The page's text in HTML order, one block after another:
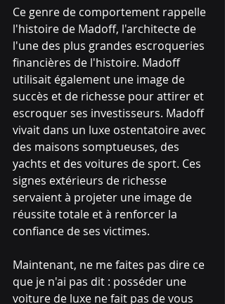
Ce genre de comportement rappelle
l'histoire de Madoff, l'architecte de
l'une des plus grandes escroqueries
financières de l'histoire. Madoff
utilisait également une image de
succès et de richesse pour attirer et
escroquer ses investisseurs. Madoff
vivait dans un luxe ostentatoire avec
des maisons somptueuses, des
yachts et des voitures de sport. Ces
signes extérieurs de richesse
servaient à projeter une image de
réussite totale et à renforcer la
confiance de ses victimes.
Maintenant, ne me faites pas dire ce
que je n'ai pas dit : posséder une
voiture de luxe ne fait pas de vous